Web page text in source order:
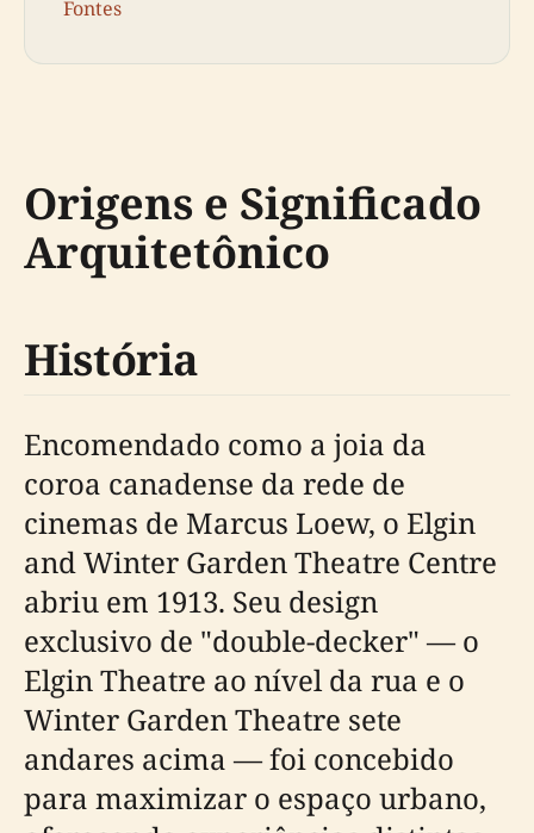
Fontes
Origens e Significado
Arquitetônico
História
Encomendado como a joia da
coroa canadense da rede de
cinemas de Marcus Loew, o Elgin
and Winter Garden Theatre Centre
abriu em 1913. Seu design
exclusivo de "double-decker" — o
Elgin Theatre ao nível da rua e o
Winter Garden Theatre sete
andares acima — foi concebido
para maximizar o espaço urbano,